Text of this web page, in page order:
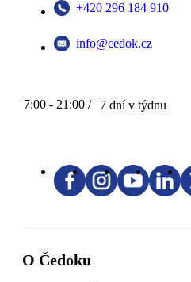
+420 296 184 910
info@cedok.cz
7:00 - 21:00 / 7 dní v týdnu
O Čedoku